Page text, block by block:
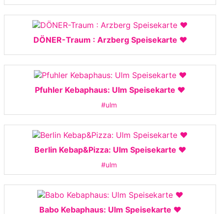
DÖNER-Traum : Arzberg Speisekarte ❤️
Pfuhler Kebaphaus: Ulm Speisekarte ❤️
#ulm
Berlin Kebap&Pizza: Ulm Speisekarte ❤️
#ulm
Babo Kebaphaus: Ulm Speisekarte ❤️